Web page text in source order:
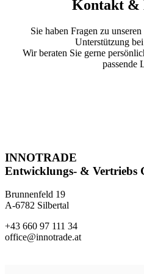
Kontakt &
Sie haben Fragen zu
Unterstützung
Wir beraten Sie gerne
passende
INNOTRADE
Entwicklungs- & Vertriebs
Brunnenfeld 19
A-6782 Silbertal
+43 660 97 111 34
office@innotrade.at